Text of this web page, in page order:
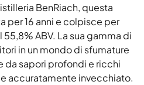
BenRiach, questa
per 16 anni e colpisce per
ABV. La sua gamma di
in un mondo di sfumature
da sapori profondi e ricchi
accuratamente invecchiato.